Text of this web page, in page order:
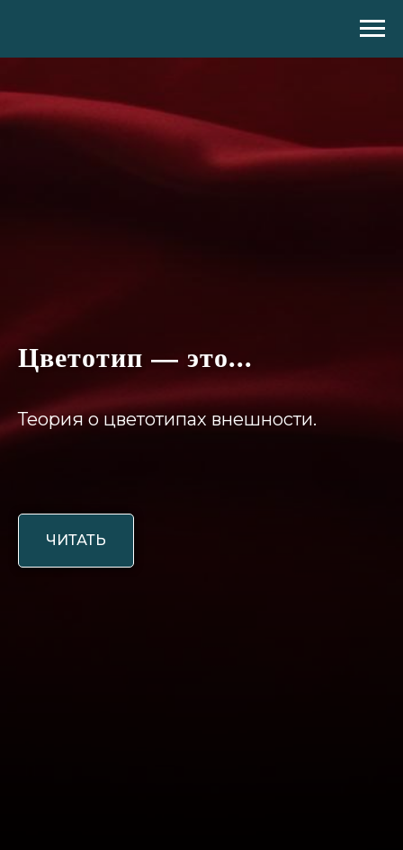
Цветотип — это...
Теория о цветотипах внешности.
ЧИТАТЬ